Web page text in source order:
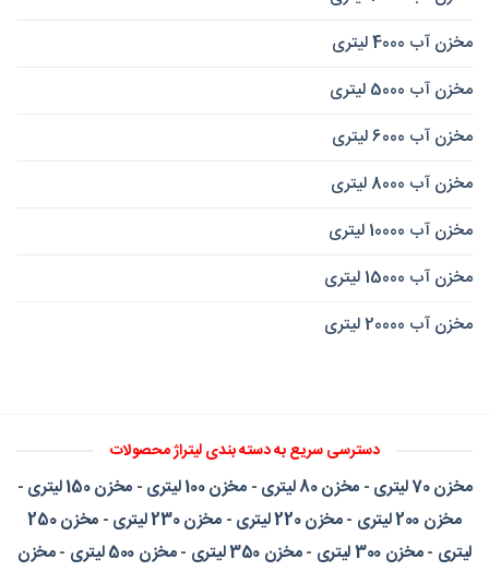
مخزن آب 4000 لیتری
مخزن آب 5000 لیتری
مخزن آب 6000 لیتری
مخزن آب 8000 لیتری
مخزن آب 10000 لیتری
مخزن آب 15000 لیتری
مخزن آب 20000 لیتری
دسترسی سریع به دسته بندی لیتراژ محصولات
مخزن 70 لیتری -مخزن 80 لیتری -مخزن 100 لیتری -مخزن 150 لیتری
-
مخزن 200 لیتری
-مخزن 220 لیتری -مخزن 230 لیتری -
مخزن 250
لیتری-مخزن 300 لیتری -مخزن 350 لیتری -مخزن 500 لیتری -مخزن